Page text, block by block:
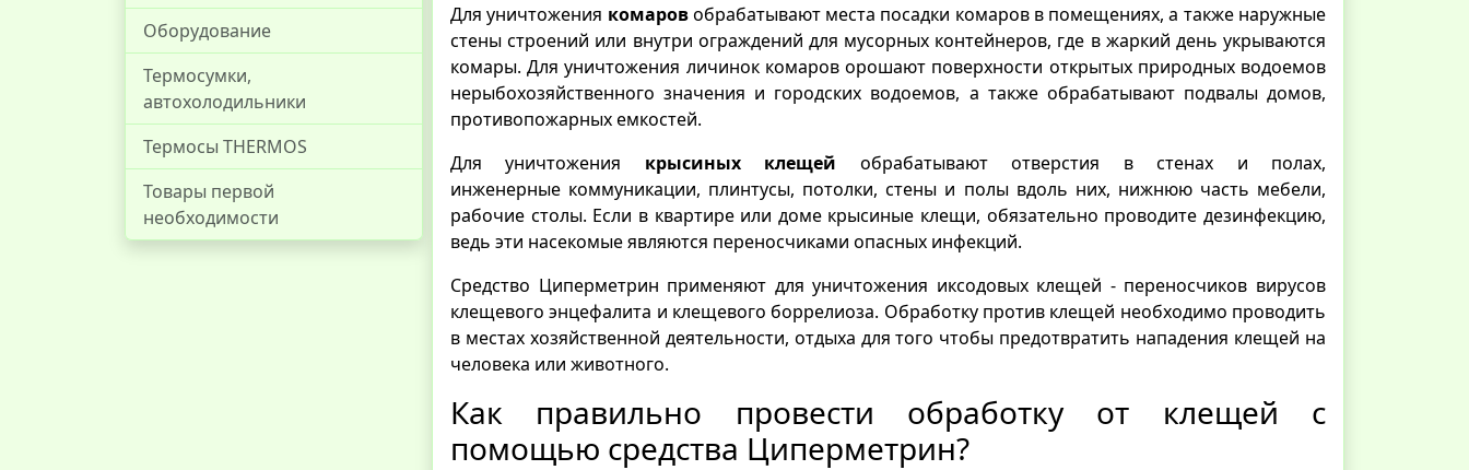
Оборудование
Термосумки,
автохолодильники
Термосы THERMOS
Товары первой
необходимости
Для уничтожения комаровобрабатывают места посадки комаров в помещениях, а также наружные
стены строений или внутри ограждений для мусорных контейнеров, где в жаркий день укрываются
комары. Для уничтожения личинок комаров орошают поверхности открытых природных водоемов
нерыбохозяйственного значения и городских водоемов, а также обрабатывают подвалы домов,
противопожарных емкостей.
Для уничтожения крысиных клещей обрабатывают отверстия в стенах и полах,
инженерные коммуникации, плинтусы, потолки, стены и полы вдоль них, нижнюю часть мебели,
рабочие столы. Если в квартире или доме крысиные клещи, обязательно проводите дезинфекцию,
ведь эти насекомые являются переносчиками опасных инфекций.
Средство Циперметрин применяют для уничтожения иксодовых клещей - переносчиков вирусов
клещевого энцефалита и клещевого боррелиоза. Обработку против клещей необходимо проводить
в местах хозяйственной деятельности, отдыха для того чтобы предотвратить нападения клещей на
человека или животного.
Как правильно провести обработку от клещей с
помощью средства Циперметрин?